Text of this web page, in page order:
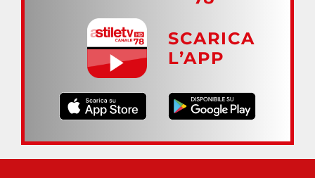
SCARICA
L’APP